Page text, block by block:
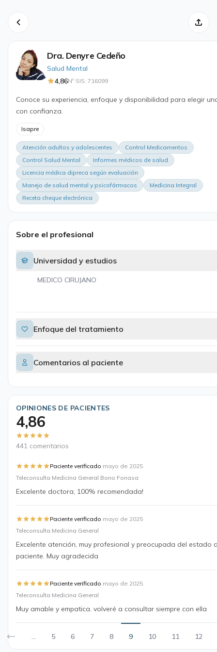
Dra. Denyre Cedeño
Salud Mental
4,86Nº SIS: 716099
Conoce su experiencia, enfoque y disponibilidad para elegir
con confianza.
Isapre
Atención adultos y adolescentes
Control Medicamentos
Control Salud Mental
Informes médicos de salud
Licencia médica dipreca según evaluación
Manejo de salud mental y psicofármacos
Medicina Integral
Receta cheque electrónica
Sobre el profesional
Universidad y estudios
MEDICO CIRUJANO
Enfoque del tratamiento
Comentarios al paciente
OPINIONES DE PACIENTES
4,86
441 comentarios
Paciente verificado·mayo de 2025
Teleconsulta Medicina General Bono Fonasa
Excelente doctora, 100% recomendada!
Paciente verificado·mayo de 2025
Teleconsulta Medicina General
Excelente atención, muy profesional y preocupada del estado
paciente. Muy agradecida
Paciente verificado·mayo de 2025
Teleconsulta Medicina General
Muy amable y empatica. volveré a consultar siempre con ella
... 5 6 7 8 9 10 11 12